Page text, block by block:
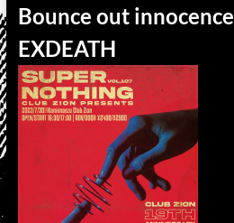
Bounce out innocence
EXDEATH